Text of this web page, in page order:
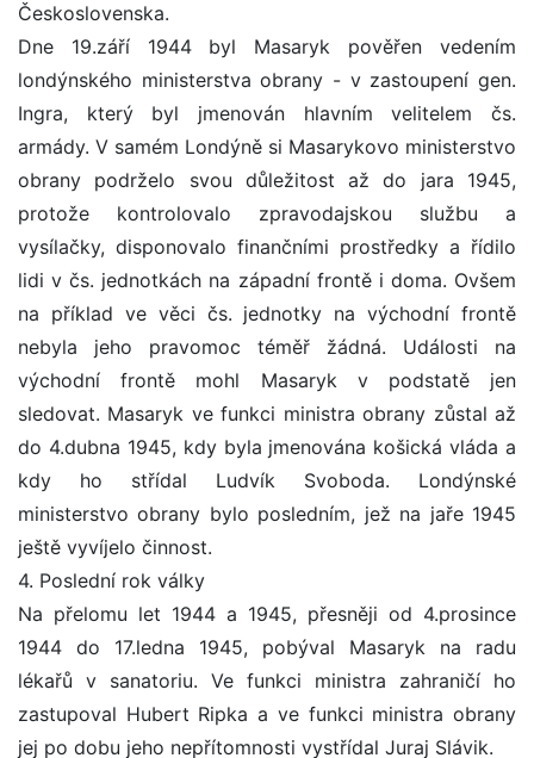
Československa.
Dne 19.září 1944 byl Masaryk pověřen vedením
londýnského ministerstva obrany - v zastoupení gen.
Ingra, který byl jmenován hlavním velitelem čs.
armády. V samém Londýně si Masarykovo ministerstvo
obrany podrželo svou důležitost až do jara 1945,
protože kontrolovalo zpravodajskou službu a
vysílačky, disponovalo finančními prostředky a řídilo
lidi v čs. jednotkách na západní frontě i doma. Ovšem
na příklad ve věci čs. jednotky na východní frontě
nebyla jeho pravomoc téměř žádná. Události na
východní frontě mohl Masaryk v podstatě jen
sledovat. Masaryk ve funkci ministra obrany zůstal až
do 4.dubna 1945, kdy byla jmenována košická vláda a
kdy ho střídal Ludvík Svoboda. Londýnské
ministerstvo obrany bylo posledním, jež na jaře 1945
ještě vyvíjelo činnost.
4. Poslední rok války
Na přelomu let 1944 a 1945, přesněji od 4.prosince
1944 do 17.ledna 1945, pobýval Masaryk na radu
lékařů v sanatoriu. Ve funkci ministra zahraničí ho
zastupoval Hubert Ripka a ve funkci ministra obrany
jej po dobu jeho nepřítomnosti vystřídal Juraj Slávik.